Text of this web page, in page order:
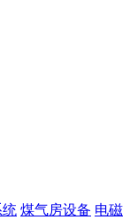
统 煤气房设备 电磁